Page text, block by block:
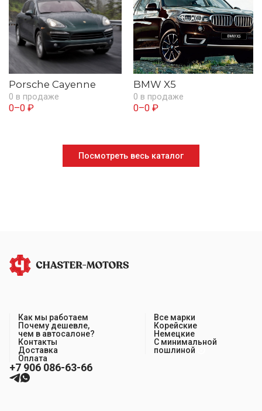
Porsche Cayenne
0 в продаже
0–0 ₽
BMW X5
0 в продаже
0–0 ₽
Посмотреть весь каталог
Как мы работаем
Почему дешевле,
чем в автосалоне?
Контакты
Доставка
Оплата
Все марки
Корейские
Немецкие
С минимальной
пошлиной
+7 906 086-63-66